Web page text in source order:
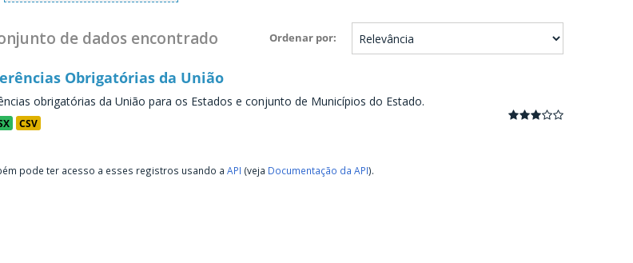
Ordenar por
de dados encontrado
Obrigatórias da União
obrigatórias da União para os Estados e conjunto de Municípios do Estado.
CSV
pode ter acesso a esses registros usando a API (veja Documentação da API).